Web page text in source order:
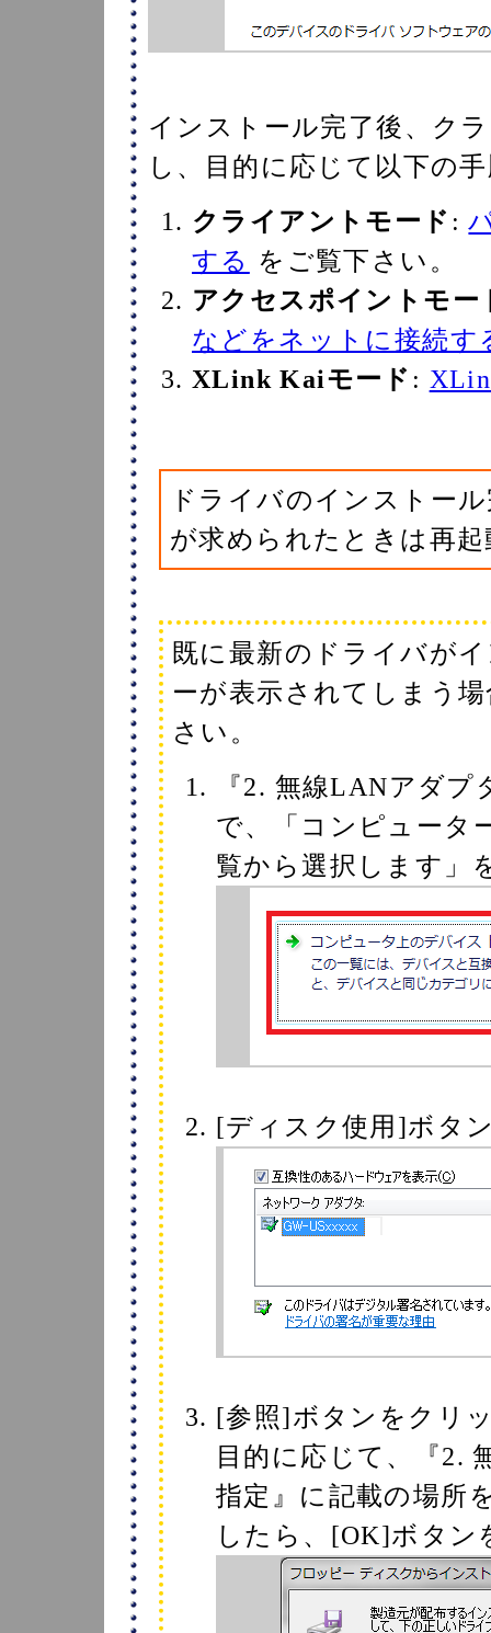
インストール完了後、ク
し、目的に応じて以下の
クライアントモード :
する をご覧下さい。
アクセスポイントモー
などをネットに接続す
XLink Kaiモード :
ドライバのインストー
が求められたときは再
既に最新のドライバが
ーが表示されてしまう
さい。
『2. 無線LANアダ
で、「コンピュータ
覧から選択します」
[ディスク使用]ボタ
[参照]ボタンをクリ
目的に応じて、『2.
指定』に記載の場所
したら、[OK]ボタン